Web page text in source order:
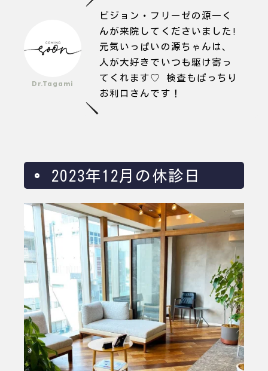
Dr.Tagami
ビジョン・フリーゼの源一く
んが来院してくださいました!
元気いっぱいの源ちゃんは、
人が大好きでいつも駆け寄っ
てくれます♡ 検査もばっちり
お利口さんです！
2023年12月の休診日